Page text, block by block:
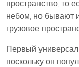
пространство, то
небом, но бывают
грузовое
Первый
поскольку он